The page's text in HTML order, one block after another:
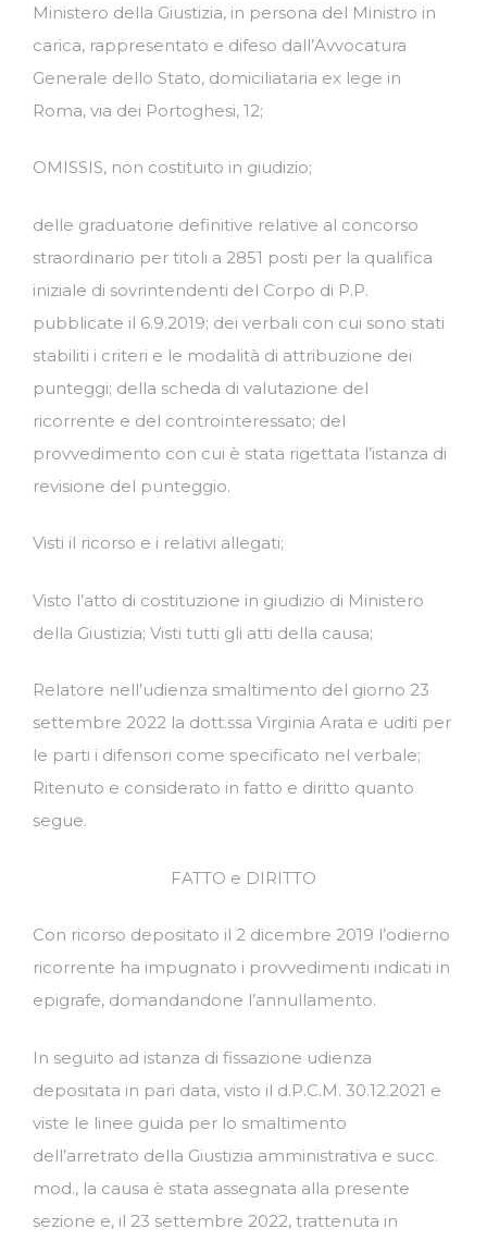
Ministero della Giustizia, in persona del Ministro in
carica, rappresentato e difeso dall’Avvocatura
Generale dello Stato, domiciliataria ex lege in
Roma, via dei Portoghesi, 12;
OMISSIS, non costituito in giudizio;
delle graduatorie definitive relative al concorso
straordinario per titoli a 2851 posti per la qualifica
iniziale di sovrintendenti del Corpo di P.P.
pubblicate il 6.9.2019; dei verbali con cui sono stati
stabiliti i criteri e le modalità di attribuzione dei
punteggi; della scheda di valutazione del
ricorrente e del controinteressato; del
provvedimento con cui è stata rigettata l’istanza di
revisione del punteggio.
Visti il ricorso e i relativi allegati;
Visto l’atto di costituzione in giudizio di Ministero
della Giustizia; Visti tutti gli atti della causa;
Relatore nell’udienza smaltimento del giorno 23
settembre 2022 la dott.ssa Virginia Arata e uditi per
le parti i difensori come specificato nel verbale;
Ritenuto e considerato in fatto e diritto quanto
segue.
FATTO e DIRITTO
Con ricorso depositato il 2 dicembre 2019 l’odierno
ricorrente ha impugnato i provvedimenti indicati in
epigrafe, domandandone l’annullamento.
In seguito ad istanza di fissazione udienza
depositata in pari data, visto il d.P.C.M. 30.12.2021 e
viste le linee guida per lo smaltimento
dell’arretrato della Giustizia amministrativa e succ.
mod., la causa è stata assegnata alla presente
sezione e, il 23 settembre 2022, trattenuta in